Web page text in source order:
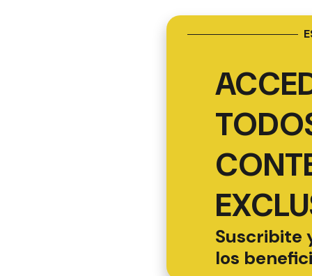
Suscribite
los